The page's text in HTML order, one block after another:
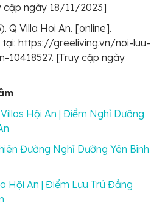
cập ngày 18/11/2023]
Q Villa Hoi An. [online].
tại: https://greeliving.vn/noi-luu-
10418527. [Truy cập ngày
Hội An | Điểm Nghỉ Dưỡng
Đường Nghỉ Dưỡng Yên Bình
Hội An | Điểm Lưu Trú Đẳng